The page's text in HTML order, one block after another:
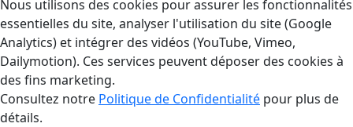
Gestion des Cookies
Nous utilisons des cookies pour assurer les fonctionnalités
essentielles du site, analyser l'utilisation du site (Google
Analytics) et intégrer des vidéos (YouTube, Vimeo,
Dailymotion). Ces services peuvent déposer des cookies à
des fins marketing.
Consultez notre Politique de Confidentialité pour plus de
détails.